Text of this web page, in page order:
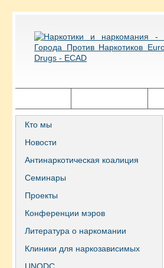
Кто мы
Новости
Антинаркотическая коалиция
Семинары
Проекты
Конференции мэров
Литература о наркомании
Клиники для наркозависимых